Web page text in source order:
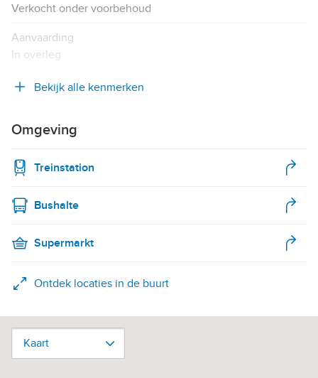
Verkocht onder voorbehoud
Aanvaarding
In overleg
Bekijk alle kenmerken
Omgeving
Treinstation
Bushalte
Supermarkt
Ontdek locaties in de buurt
Kaart
Kaart